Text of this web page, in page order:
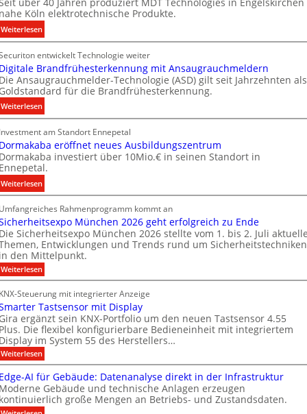
m
e
n
s
E
n
e
r
g
y
w
i
r
d
z
u
r
e
i
g
e
n
n
M
a
r
k
e
Köln elektrotechnische Produkte.
Weiterlesen:
N
e
u
e
r
I
n
v
e
s
t
i
t
i
o
n
s
p
a
t
n
e
r
b
e
i
M
D
entwickelt Technologie weiter
Brandfrühesterkennung mit Ansaugrauchmeldern
Ansaugrauchmelder-Technologie (ASD) gilt seit Jahrzehnten als
für die Brandfrühesterkennung.
Weiterlesen:
D
i
g
i
t
a
l
e
B
r
a
n
d
ü
h
e
s
t
e
r
k
am Standort Ennepetal
eröffnet neues Ausbildungszentrum
investiert über 10Mio.€ in seinen Standort in
Weiterlesen:
D
o
r
m
a
k
a
a
e
r
ö
f
f
n
e
t
Rahmenprogramm kommt an
München 2026 geht erfolgreich zu Ende
Sicherheitsexpo München 2026 stellte vom 1. bis 2. Juli
Entwicklungen und Trends rund um Sicherheitstechniken
den Mittelpunkt.
Weiterlesen:
S
c
h
e
r
h
e
i
t
s
e
x
p
Steuerung mit integrierter Anzeige
Tastsensor mit Display
ergänzt sein KNX-Portfolio um den neuen Tastsensor 4.55
Die flexibel konfigurierbare Bedieneinheit mit integriertem
im System 55 des Herstellers…
Weiterlesen:
S
m
a
r
t
AI für Gebäude: Datenanalyse direkt in der Infrastruktur
Gebäude und technische Anlagen erzeugen
große Mengen an Betriebs- und Zustandsdaten.